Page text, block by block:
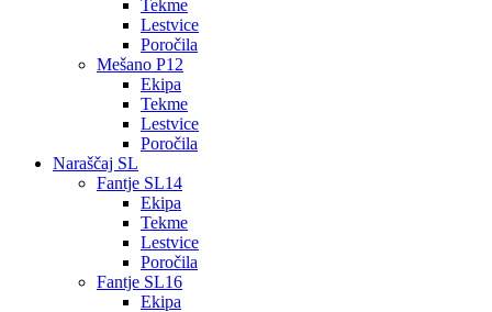
Tekme
Lestvice
Poročila
Mešano P12
Ekipa
Tekme
Lestvice
Poročila
Naraščaj SL
Fantje SL14
Ekipa
Tekme
Lestvice
Poročila
Fantje SL16
Ekipa